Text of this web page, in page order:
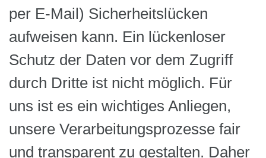
per E-Mail) Sicherheitslücken
aufweisen kann. Ein lückenloser
Schutz der Daten vor dem Zugriff
durch Dritte ist nicht möglich. Für
uns ist es ein wichtiges Anliegen,
unsere Verarbeitungsprozesse fair
und transparent zu gestalten. Daher